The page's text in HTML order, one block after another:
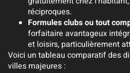
réciproques.
Formules clubs ou tout
forfaitaire avantageux
et loisirs, particulièrement
Voici un tableau comparatif des
villes majeures :